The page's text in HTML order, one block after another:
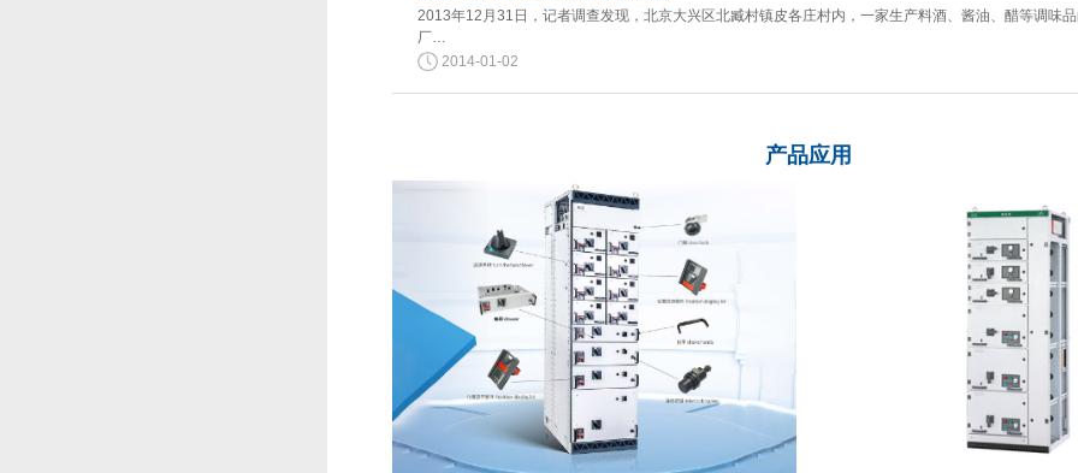
2013年12月31日，记者调查发现，北京大兴区北臧村镇皮各庄村内，一家生产料酒、酱油、醋等调味品
厂…
2014-01-02
产品应用